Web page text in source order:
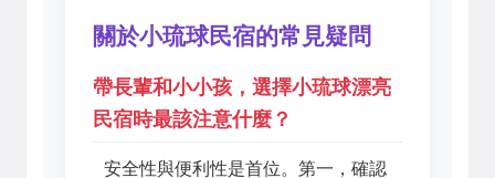
關於小琉球民宿的常見疑問
帶長輩和小小孩，選擇小琉球漂亮
民宿時最該注意什麼？
安全性與便利性是首位。第一，確認